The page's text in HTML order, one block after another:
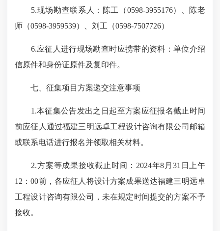
5.现场勘查联系人：陈工（0598-3955176）、陈老
师（0598-3959539）、刘工（0598-7507726）
6.应征人进行现场勘查时应携带的资料：单位介绍
信原件和身份证原件及复印件。
七、征集项目方案递交注意事项
1.本征集公告发出之日起至方案应征报名截止时间
前应征人通过福建三明远卓工程设计咨询有限公司邮箱
或联系电话进行报名并领取相关材料。
2.方案等成果接收截止时间：2024年8月31日上午
12：00前，各应征人将设计方案成果送达福建三明远卓
工程设计咨询有限公司，未在规定时间提交的方案不予
接收。